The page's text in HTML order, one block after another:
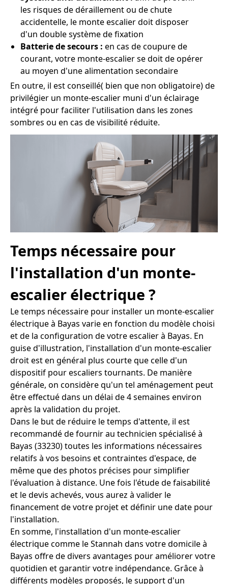
les risques de déraillement ou de chute
accidentelle, le monte escalier doit disposer
d'un double système de fixation
Batterie de secours : en cas de coupure de
courant, votre monte-escalier se doit de opérer
au moyen d'une alimentation secondaire
En outre, il est conseillé( bien que non obligatoire) de
privilégier un monte-escalier muni d'un éclairage
intégré pour faciliter l'utilisation dans les zones
sombres ou en cas de visibilité réduite.
Temps nécessaire pour
l'installation d'un monte-
escalier électrique ?
Le temps nécessaire pour installer un monte-escalier
électrique à Bayas varie en fonction du modèle choisi
et de la configuration de votre escalier à Bayas. En
guise d'illustration, l'installation d'un monte-escalier
droit est en général plus courte que celle d'un
dispositif pour escaliers tournants. De manière
générale, on considère qu'un tel aménagement peut
être effectué dans un délai de 4 semaines environ
après la validation du projet.
Dans le but de réduire le temps d'attente, il est
recommandé de fournir au technicien spécialisé à
Bayas (33230) toutes les informations nécessaires
relatifs à vos besoins et contraintes d'espace, de
même que des photos précises pour simplifier
l'évaluation à distance. Une fois l'étude de faisabilité
et le devis achevés, vous aurez à valider le
financement de votre projet et définir une date pour
l'installation.
En somme, l'installation d'un monte-escalier
électrique comme le Stannah dans votre domicile à
Bayas offre de divers avantages pour améliorer votre
quotidien et garantir votre indépendance. Grâce à
différents modèles proposés, le support d'un